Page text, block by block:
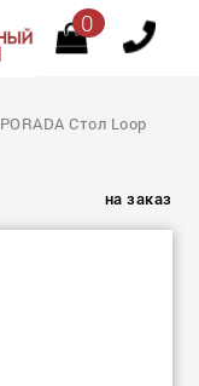
0
PORADA Стол Loop
на заказ